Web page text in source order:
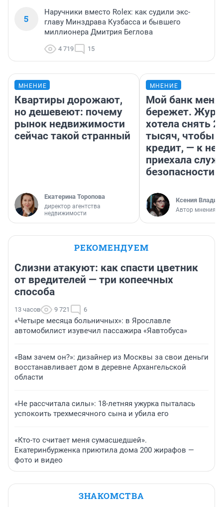
5
Наручники вместо Rolex: как судили экс-
главу Минздрава Кузбасса и бывшего
миллионера Дмитрия Беглова
4 719 15
МНЕНИЕ
Квартиры дорожают,
но дешевеют: почему
рынок недвижимости
сейчас такой странный
Екатерина Торопова
директор агентства
недвижимости
МНЕНИЕ
Мой банк меня
бережет.
хотела снять
тысяч, чтобы
кредит, — к
приехала
безопасности
Ксения
Автор мнения
РЕКОМЕНДУЕМ
Слизни атакуют: как спасти цветник
от вредителей — три копеечных
способа
13 часов 9 721 6
«Четыре месяца больничных»: в Ярославле
автомобилист изувечил пассажира «Яавтобуса»
«Вам зачем он?»: дизайнер из Москвы за свои деньги
восстанавливает дом в деревне Архангельской
области
«Не рассчитала силы»: 18-летняя ужурка пыталась
успокоить трехмесячного сына и убила его
«Кто-то считает меня сумасшедшей».
Екатеринбурженка приютила дома 200 жирафов —
фото и видео
ЗНАКОМСТВА